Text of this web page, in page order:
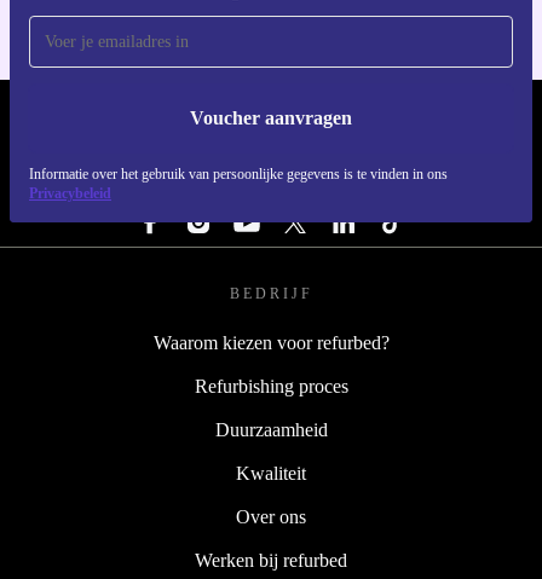
Voucher aanvragen
Informatie over het gebruik van persoonlijke gegevens is te vinden in ons
Privacybeleid
REFURBED NEDERLAND - RETHINK NEW.
VOLG ONS
BEDRIJF
Waarom kiezen voor refurbed?
Refurbishing proces
Duurzaamheid
Kwaliteit
Over ons
Werken bij refurbed